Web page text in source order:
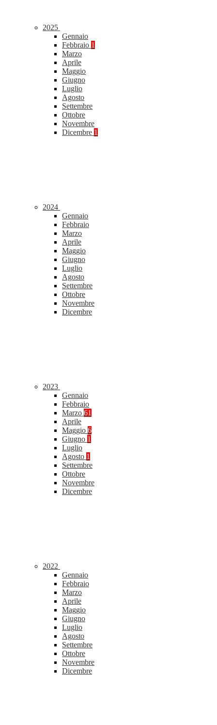
2025
Gennaio
Febbraio 1
Marzo
Aprile
Maggio
Giugno
Luglio
Agosto
Settembre
Ottobre
Novembre
Dicembre 1
2024
Gennaio
Febbraio
Marzo
Aprile
Maggio
Giugno
Luglio
Agosto
Settembre
Ottobre
Novembre
Dicembre
2023
Gennaio
Febbraio
Marzo 61
Aprile
Maggio 6
Giugno 1
Luglio
Agosto 1
Settembre
Ottobre
Novembre
Dicembre
2022
Gennaio
Febbraio
Marzo
Aprile
Maggio
Giugno
Luglio
Agosto
Settembre
Ottobre
Novembre
Dicembre